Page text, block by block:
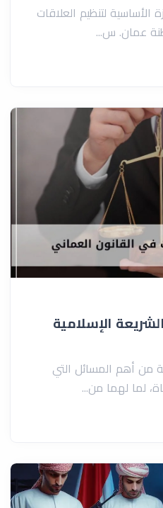
الأساسية لتنظيم العلاقات
عمان. س...
الإسلامية
من أهم المسائل التي
لما لهما من...